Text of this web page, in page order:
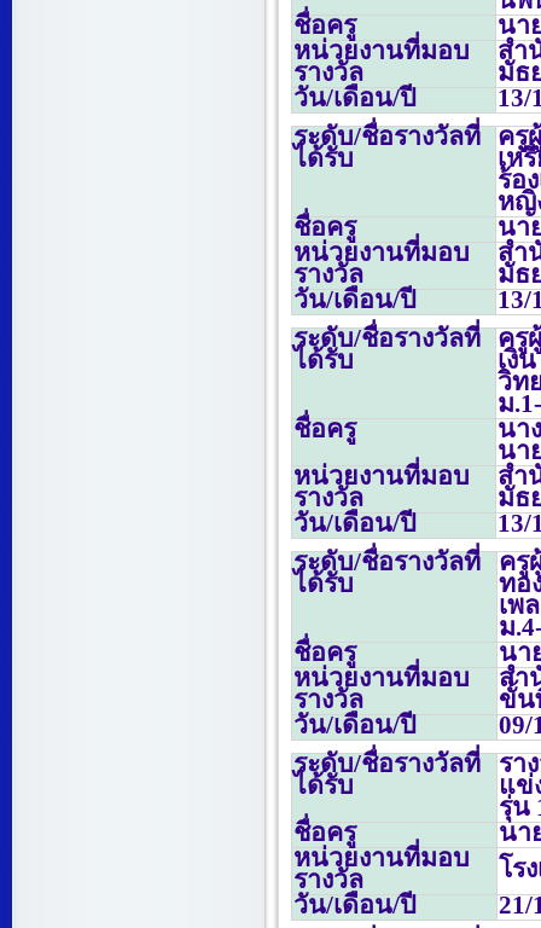
ชื่อครู
นา
หน่วยงานที่มอบ
รางวัล
สำ
มัธ
วัน/เดือน/ปี
13/
ระดับ/ชื่อรางวัลที่
ได้รับ
ครู
เห
ร้อ
หญิ
ชื่อครู
นา
หน่วยงานที่มอบ
รางวัล
สำ
มัธ
วัน/เดือน/ปี
13/
ระดับ/ชื่อรางวัลที่
ได้รับ
ครู
เ
วิท
ม.1-
ชื่อครู
นา
นา
หน่วยงานที่มอบ
รางวัล
สำ
มัธ
วัน/เดือน/ปี
13/
ระดับ/ชื่อรางวัลที่
ได้รับ
ครู
ทอ
เพ
ม.
ชื่อครู
นา
หน่วยงานที่มอบ
รางวัล
สำ
ขั้น
วัน/เดือน/ปี
09/
ระดับ/ชื่อรางวัลที่
ได้รับ
รา
แ
รุ่น
ชื่อครู
นา
หน่วยงานที่มอบ
รางวัล
โร
วัน/เดือน/ปี
21/